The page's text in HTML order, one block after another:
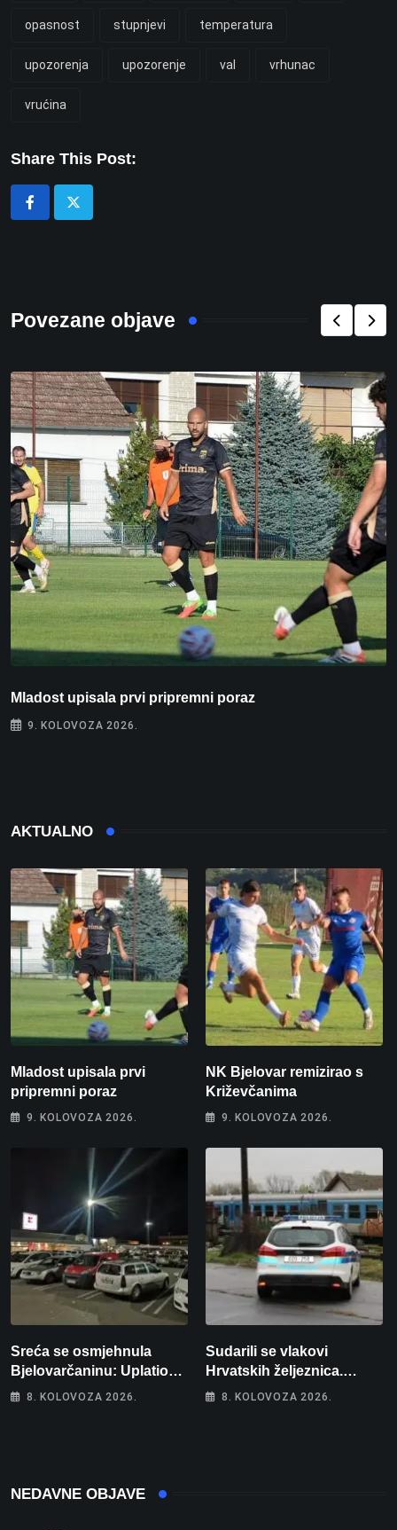
opasnost stupnjevi temperatura
upozorenja upozorenje val vrhunac
vrućina
Share This Post:
Povezane objave
Mladost upisala prvi pripremni poraz
9. KOLOVOZA 2026.
AKTUALNO
Mladost upisala prvi
pripremni poraz
9. KOLOVOZA 2026.
NK Bjelovar remizirao s
Križevčanima
9. KOLOVOZA 2026.
Sreća se osmjehnula
Bjelovarčaninu: Uplatio
samo 4 eura, a osvojio
8. KOLOVOZA 2026.
Sudarili se vlakovi
Hrvatskih željeznica.
Šestero osoba teško
8. KOLOVOZA 2026.
NEDAVNE OBJAVE